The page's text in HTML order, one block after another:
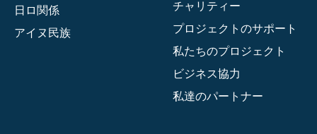
日ロ関係
アイヌ民族
チャリティー
プロジェクトのサポート
私たちのプロジェクト
ビジネス協力
私達のパートナー